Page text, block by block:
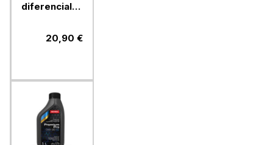
diferenciale
REGULUS20,90 €